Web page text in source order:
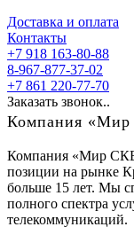
Доставка и оплата
Контакты
+7 918 163-80-88
8-967-877-37-02
+7 861 220-77-70
Заказать звонок..
Компания
Компания «Мир
позиции на рынке
больше 15 лет. Мы
полного спектра
телекоммуникаций.